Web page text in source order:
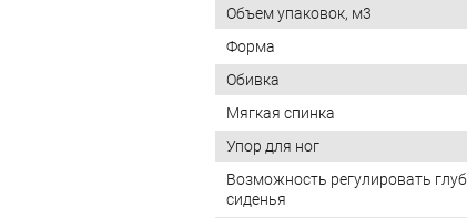
Объем упаковок, м3
Форма
Обивка
Мягкая спинка
Упор для ног
Возможность регулировать
сиденья